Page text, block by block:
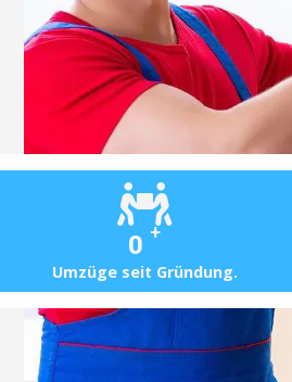
0 +
Umzüge seit Gründung.